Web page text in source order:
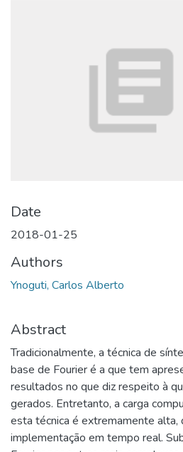
Date
2018-01-25
Authors
Ynoguti, Carlos Alberto
Abstract
Tradicionalmente, a técnica de
base de Fourier é a que tem
resultados no que diz respeito à
gerados. Entretanto, a carga
esta técnica é extremamente alta,
implementação em tempo real.